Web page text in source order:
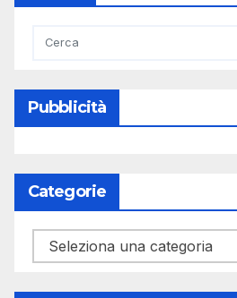
Pubblicità
Categorie
Categorie